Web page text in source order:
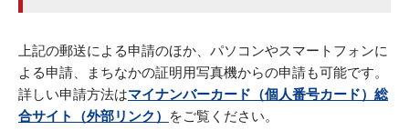
上記の郵送による申請のほか、パソコンやスマートフォンに
よる申請、まちなかの証明用写真機からの申請も可能です。
詳しい申請方法はマイナンバーカード（個人番号カード）総
合サイト（外部リンク）
をご覧ください。